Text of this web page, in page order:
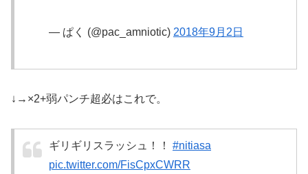
— ぱく (@pac_amniotic) 2018年9月2日
↓→×2+弱パンチ超必はこれで。
ギリギリスラッシュ！！ #nitiasa
pic.twitter.com/FisCpxCWRR